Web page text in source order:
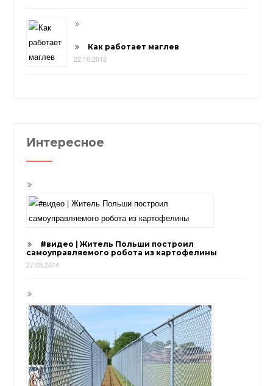
Как работает маглев
22.10.2012
Интересное
#видео | Житель Польши построил
самоуправляемого робота из картофелины
27.03.2014